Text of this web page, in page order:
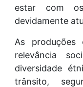
estar com
devidamente
As produções
relevância
diversidade
trânsito,